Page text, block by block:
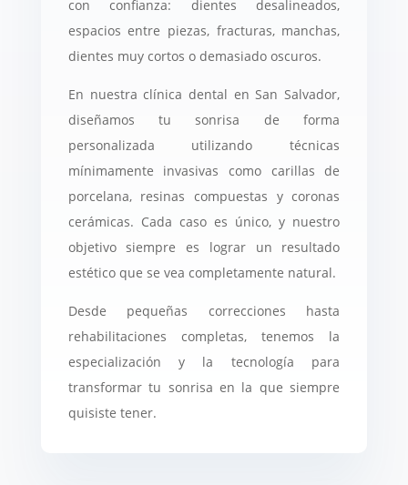
con confianza: dientes desalineados,
espacios entre piezas, fracturas, manchas,
dientes muy cortos o demasiado oscuros.
En nuestra clínica dental en San Salvador,
diseñamos tu sonrisa de forma
personalizada utilizando técnicas
mínimamente invasivas como carillas de
porcelana, resinas compuestas y coronas
cerámicas. Cada caso es único, y nuestro
objetivo siempre es lograr un resultado
estético que se vea completamente natural.
Desde pequeñas correcciones hasta
rehabilitaciones completas, tenemos la
especialización y la tecnología para
transformar tu sonrisa en la que siempre
quisiste tener.